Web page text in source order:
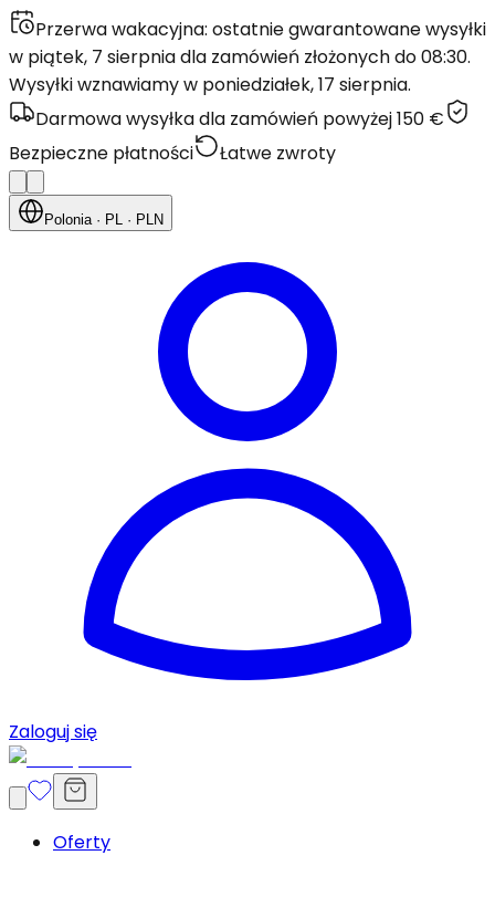
Przerwa wakacyjna: ostatnie gwarantowane wysyłki
w piątek, 7 sierpnia dla zamówień złożonych do 08:30.
Wysyłki wznawiamy w poniedziałek, 17 sierpnia.
Darmowa wysyłka dla zamówień powyżej 150 €
Bezpieczne płatności
Łatwe zwroty
Polonia· PL · PLN
Zaloguj się
Oferty